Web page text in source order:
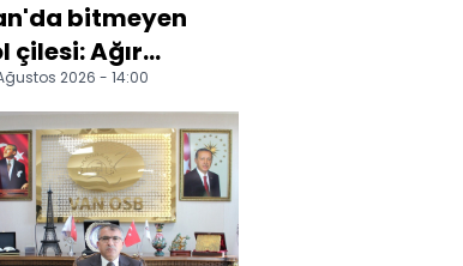
bitmeyen
çilesi: Ağır
çalışmalar
2026 - 14:00